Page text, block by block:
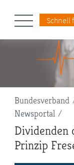
Schnell
Bundesverband
Newsportal
Dividenden
Prinzip